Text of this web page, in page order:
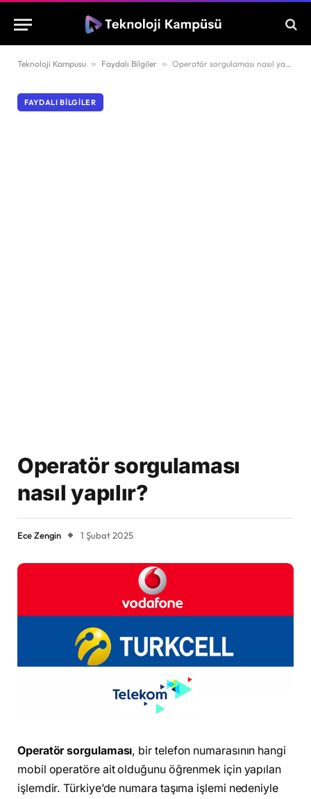
Teknoloji Kampusu » Faydalı Bilgiler » Operatör sorgulaması nasıl yapılır?
FAYDALI BILGILER
Operatör sorgulaması
nasıl yapılır?
Ece Zengin 1 Şubat 2025
Operatör sorgulaması, bir telefon numarasının hangi
mobil operatöre ait olduğunu öğrenmek için yapılan
işlemdir. Türkiye’de numara taşıma işlemi nedeniyle